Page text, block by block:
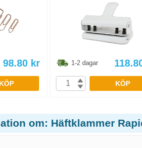
98.80 kr
KÖP
1-2 dagar
KÖP
om: Häftklammer